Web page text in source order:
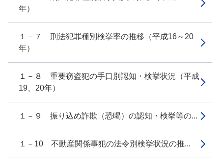
年）
１－７ 刑法犯罪種別検挙率の推移（平成16～20
年）
１－８ 重要窃盗犯の手口別認知・検挙状況（平成
19、20年）
１－９ 振り込め詐欺（恐喝）の認知・検挙等の...
１－10 不動産関係事犯の法令別検挙状況の推...